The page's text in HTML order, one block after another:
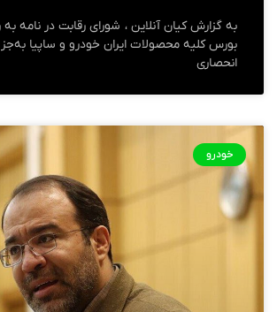
به گزارش کیان آنلاین ، شورای رقابت در نامه
بورس کلیه محصولات ایران خودرو و ساپیا به‌جز
انحصاری
خودرو